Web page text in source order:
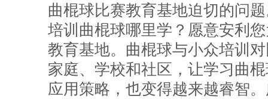
曲棍球比赛教育基地迫切的问
培训曲棍球哪里学？愿意安利
教育基地。曲棍球与小众培训
家庭、学校和社区，让学习曲
应用策略，也变得越来越睿智